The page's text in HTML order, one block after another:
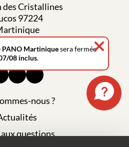
des Cristallines
97224
42 53 60
nous ?
questions
PANO Martiniquesera fermée
08 inclus.